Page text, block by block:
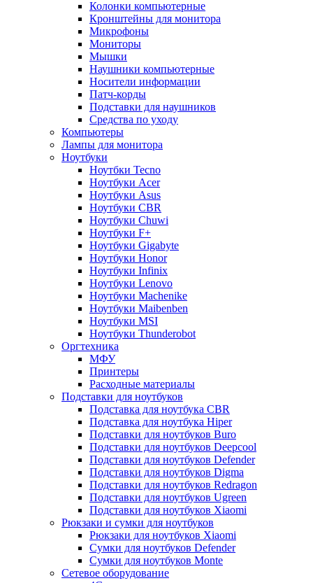
Колонки компьютерные
Кронштейны для монитора
Микрофоны
Мониторы
Мышки
Наушники компьютерные
Носители информации
Патч-корды
Подставки для наушников
Средства по уходу
Компьютеры
Лампы для монитора
Ноутбуки
Ноутбки Tecno
Ноутбуки Acer
Ноутбуки Asus
Ноутбуки CBR
Ноутбуки Chuwi
Ноутбуки F+
Ноутбуки Gigabyte
Ноутбуки Honor
Ноутбуки Infinix
Ноутбуки Lenovo
Ноутбуки Machenike
Ноутбуки Maibenben
Ноутбуки MSI
Ноутбуки Thunderobot
Оргтехника
МФУ
Принтеры
Расходные материалы
Подставки для ноутбуков
Подставка для ноутбука CBR
Подставка для ноутбука Hiper
Подставки для ноутбуков Buro
Подставки для ноутбуков Deepcool
Подставки для ноутбуков Defender
Подставки для ноутбуков Digma
Подставки для ноутбуков Redragon
Подставки для ноутбуков Ugreen
Подставки для ноутбуков Xiaomi
Рюкзаки и сумки для ноутбуков
Рюкзаки для ноутбуков Xiaomi
Сумки для ноутбуков Defender
Сумки для ноутбуков Monte
Сетевое оборудование